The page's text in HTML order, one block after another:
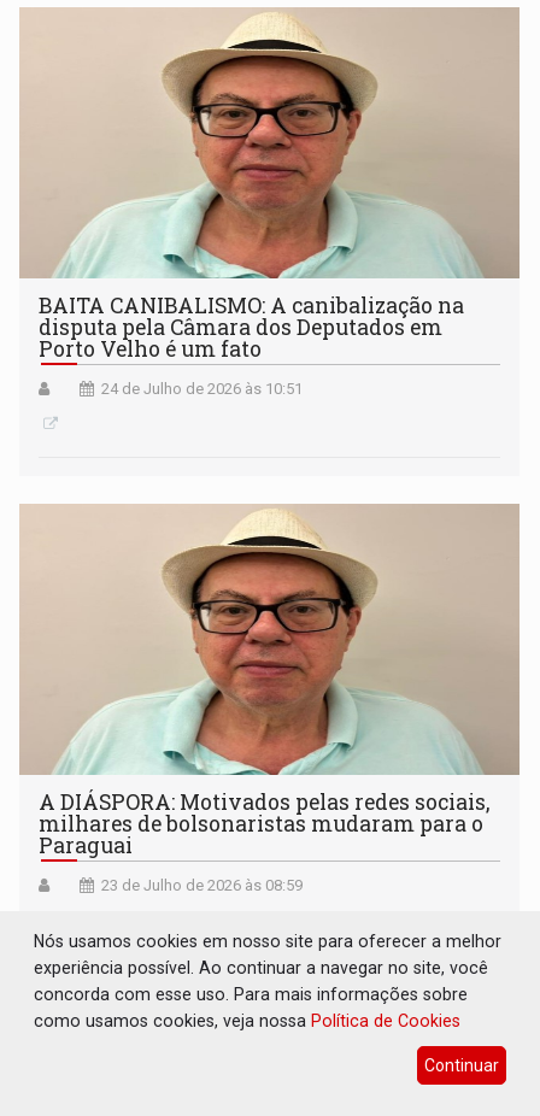
BAITA CANIBALISMO: A canibalização na
disputa pela Câmara dos Deputados em
Porto Velho é um fato
24 de Julho de 2026 às 10:51
A DIÁSPORA: Motivados pelas redes sociais,
milhares de bolsonaristas mudaram para o
Paraguai
23 de Julho de 2026 às 08:59
Nós usamos cookies em nosso site para oferecer a melhor
experiência possível. Ao continuar a navegar no site, você
concorda com esse uso. Para mais informações sobre
como usamos cookies, veja nossa Política de Cookies
Continuar